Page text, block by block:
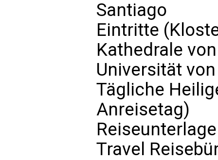
Santiago
Eintritte
Kathedrale
Universität
Tägliche
Anreisetag)
Travel